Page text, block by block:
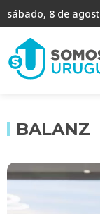
sábado, 8 de
BALANZ